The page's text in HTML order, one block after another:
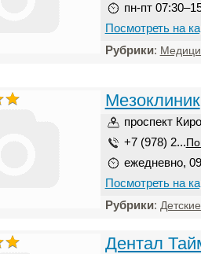
пн-пт
Посмотреть на
Рубрики:
Мезоклиник
проспект
+7 (978) 2...
ежедневно,
Посмотреть на
Рубрики:
Дентал